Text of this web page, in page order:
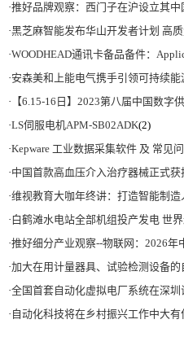
·推好品牌观察：西门子在沪设立其中
·黑芝麻智能发布华山开发者计划 高
·WOODHEAD通讯卡备品备件：Applicom
·安森美和上能电气携手引领可持续能源应用的发展 两家公司合作
· 【6.15-16日】2023第八届中国数字
·LS伺服电机APM-SB02ADK(2)
·Kepware 工业数据采集软件 及 常见
·中国首款高血压介入治疗器械正式获
·维视教育大咖年终讲：打造智能制造
·白鹤滩水电站全部机组投产发电 世界最大清洁能源走廊全面建成|将为
·推好细分产业观察--物联网：2026年中国物联网市场规模接近
·加大在用计量器具、试验检测设备的自动化、数字化改造力度|市
·全国首套自动化虚拟电厂系统在深圳试运
· 自动化科技将在乡村振兴工作中大有作为|《关于做